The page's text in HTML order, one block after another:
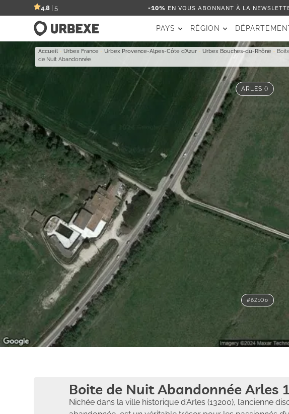
4,8 | 5 -10% EN VOUS ABONNANT À LA
PAYS RÉGION
Accueil -Urbex France -Urbex Provence-Alpes-Côte d'Azur -Urbex Bouches-du-Rhône -
de Nuit Abandonnée
ARLES ()
#6Z1O0
Boite de Nuit Abandonnée Arles
Nichée dans la ville historique d’Arles (13200), l’ancienne